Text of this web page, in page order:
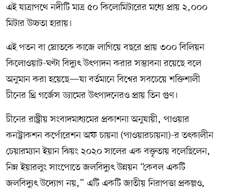
এই যাত্রাপথে নদীটি মাত্র ৫০ কিলোমিটারের মধ্যে প্রায় ২,০০০
মিটার উচ্চতা হারায়।
এই পতন বা স্রোতকে কাজে লাগিয়ে বছরে প্রায় ৩০০ বিলিয়ন
কিলোওয়াট-ঘণ্টা বিদ্যুৎ উৎপাদন করার সম্ভাবনা রয়েছে বলে
অনুমান করা হয়েছে—যা বর্তমানে বিশ্বের সবচেয়ে শক্তিশালী
চীনের থ্রি গর্জেস ড্যামের উৎপাদনেরও প্রায় তিন গুণ।
চীনের রাষ্ট্রীয় সংবাদমাধ্যমের প্রকাশনা অনুযায়ী, পাওয়ার
কনস্ট্রাকশন কর্পোরেশন অফ চায়না (পাওয়ারচায়না)-র তৎকালীন
চেয়ারম্যান ইয়ান ঝিয়ং ২০২০ সালের এক বক্তৃতায় বলেছিলেন,
নিম্ন ইয়ারলুং সাংপোতে জলবিদ্যুৎ উন্নয়ন “কেবল একটি
জলবিদ্যুৎ উদ্যোগ নয়,” এটি একটি জাতীয় নিরাপত্তা প্রকল্পও,